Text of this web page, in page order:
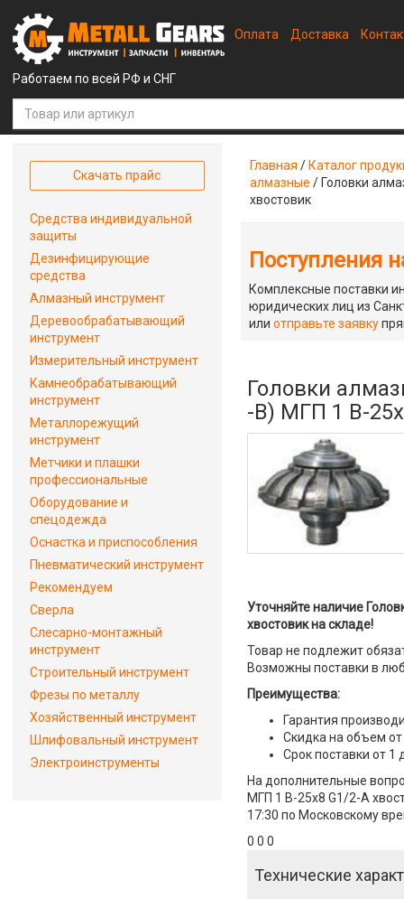
Работаем по всей РФ и СНГ
Оплата Доставка
Главная / Каталог
алмазные / Головки
хвостовик
Поступления
Комплексные поставки
юридических лиц из
илиотправьте заявку
Головки
-В) МГП 1 В-
Уточняйте наличие
хвостовик на складе!
Товар не подлежит
Возможны поставки в
Преимущества:
Гарантия
Скидка на объем от
Срок поставки от 1
На дополнительные
МГП 1 В-25х8 G1/2-A
17:30 по Московскому
0 0 0
Технические
Скачать прайс
Средства индивидуальной
защиты
Дезинфицирующие
средства
Алмазный инструмент
Деревообрабатывающий
инструмент
Измерительный инструмент
Камнеобрабатывающий
инструмент
Металлорежущий
инструмент
Метчики и плашки
профессиональные
Оборудование и
спецодежда
Оснастка и приспособления
Пневматический инструмент
Рекомендуем
Сверла
Слесарно-монтажный
инструмент
Строительный инструмент
Фрезы по металлу
Хозяйственный инструмент
Шлифовальный инструмент
Электроинструменты